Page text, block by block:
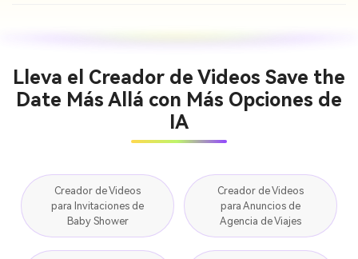
Lleva el Creador de Videos Save the
Date Más Allá con Más Opciones de
IA
Creador de Videos
para Invitaciones de
Baby Shower
Creador de Videos
para Anuncios de
Agencia de Viajes